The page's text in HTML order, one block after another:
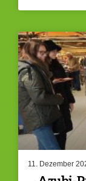
11. Dezember